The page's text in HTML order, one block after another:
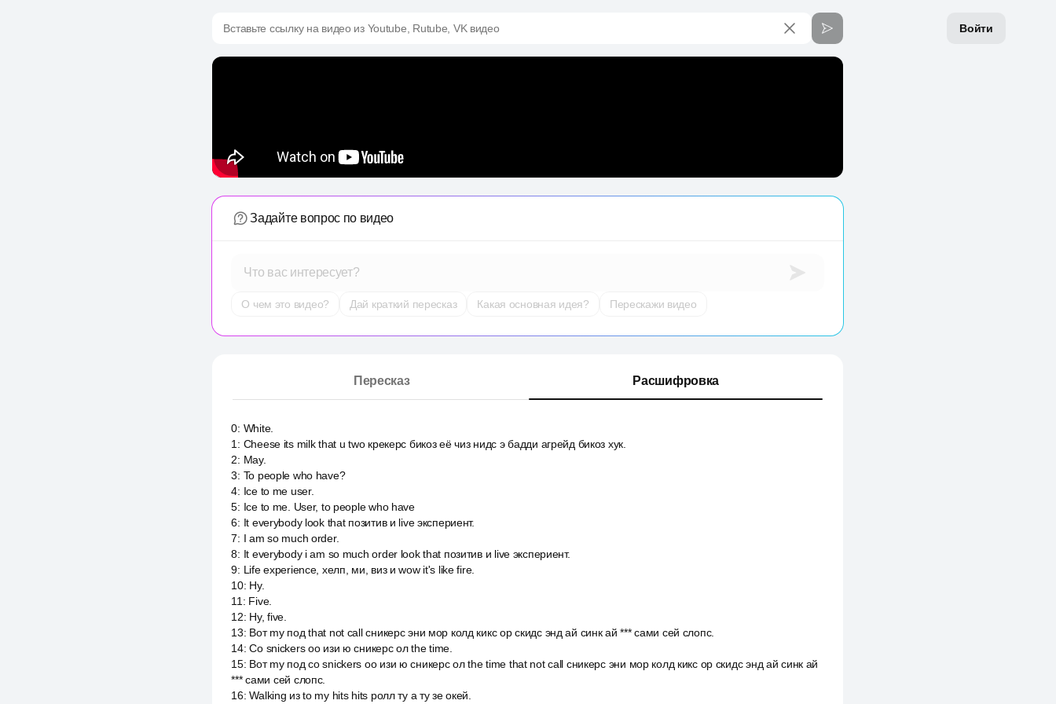
Войти
Вставьте ссылку на видео из Youtube, Rutube, VK видео
Задайте вопрос по видео
Что вас интересует?
О чем это видео? Дай краткий пересказ Какая основная идея? Перескажи видео
Пересказ Расшифровка
0: White.
1 : Cheese its milk that u two крекерс бикоз её чиз нидс э бадди агрейд бикоз хук.
2: Мау.
3: To people who have?
4: Ice to me user.
5: Ice to me. User, to people who have
6: It everybody look that позитив и live экспериент.
7: I am so much order.
8: It everybody i am so much order look that позитив и live экспериент.
9: Life experience, хелп, ми, виз и wow it's like fire.
10: Ну.
11 : Five.
12: Ну, five.
13: Вот my под that not call сникерс эни мор колд кикс ор скидс энд ай синк ай *** сами сей слопс.
14:Со snickers оо изи ю сникерс ол the time.
15: Вот my под со snickers оо изи ю сникерс ол the time that not call сникерс эни мор колд кикс ор скидс энд ай синк ай
*** сами сей слопс.
16:Walking из to my hits hits ролл ту а ту зе окей.